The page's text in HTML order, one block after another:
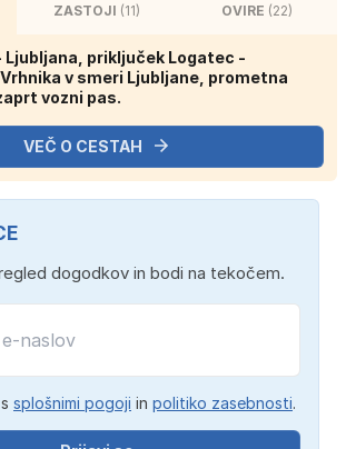
ZASTOJI (11) OVIRE (22)
Ljubljana, priključek Logatec -
v smeri Ljubljane, prometna
vozni pas.
VEČ O CESTAH
dogodkov in bodi na tekočem.
splošnimi pogoji in politiko zasebnosti.